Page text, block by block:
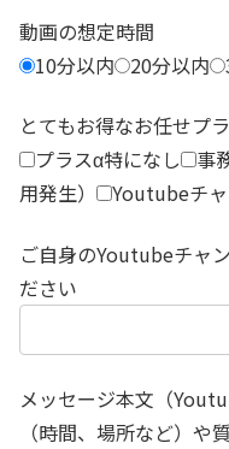
動画の想定時間
10分以内
20分以内
とてもお得なお任せプ
プラスα特になし
事
用発生）
Youtubeチャ
ご自身のYoutubeチャ
ださい
メッセージ本文（
（時間、場所など）